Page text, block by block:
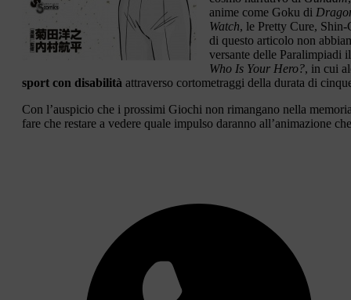
anime come Goku di
Watch, le Pretty Cure,
di questo articolo non
versante delle
Who Is Your Hero?, in cui
sport con disabilità attraverso cortometraggi della durata di
Con l’auspicio che i prossimi Giochi non rimangano nella
fare che restare a vedere quale impulso daranno all’animazione